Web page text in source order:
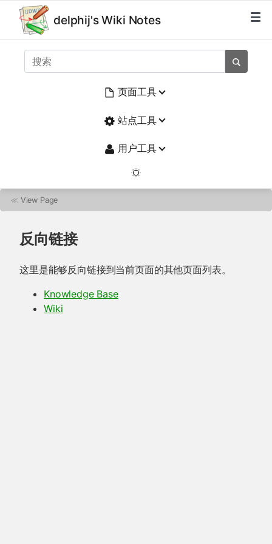
delphij's Wiki Notes
页面工具
站点工具
用户工具
≪ View Page
反向链接
这里是能够反向链接到当前页面的其他页面列表。
Knowledge Base
Wiki